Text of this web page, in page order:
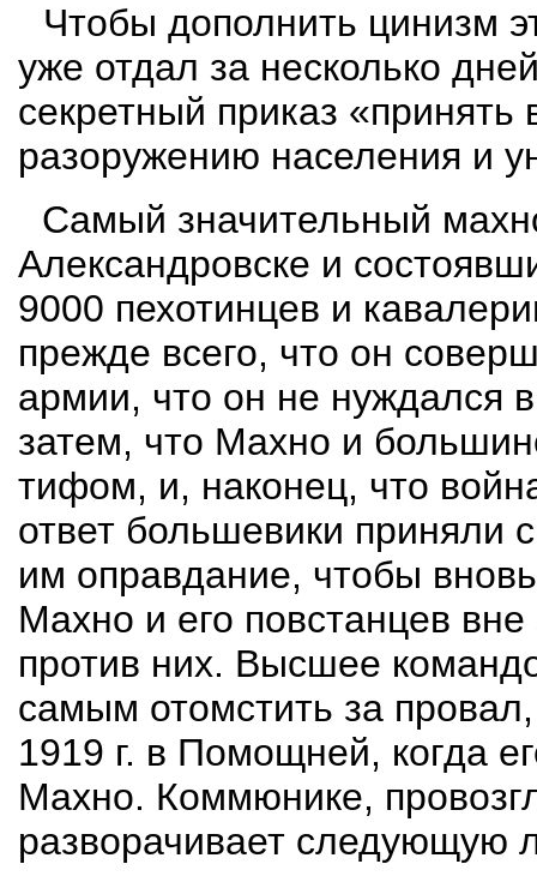
Чтобы дополнить цинизм
уже отдал за несколько
секретный приказ
разоружению населения и
Самый значительный
Александровске и
9000 пехотинцев и
прежде всего, что он
армии, что он не нуждался
затем, что Махно и
тифом, и, наконец, что
ответ большевики приняли
им оправдание, чтобы
Махно и его повстанцев вне
против них. Высшее
самым отомстить за
1919 г. в Помощней, когда
Махно. Коммюнике,
разворачивает следующую